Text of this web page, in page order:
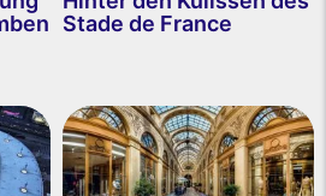
Stade de France